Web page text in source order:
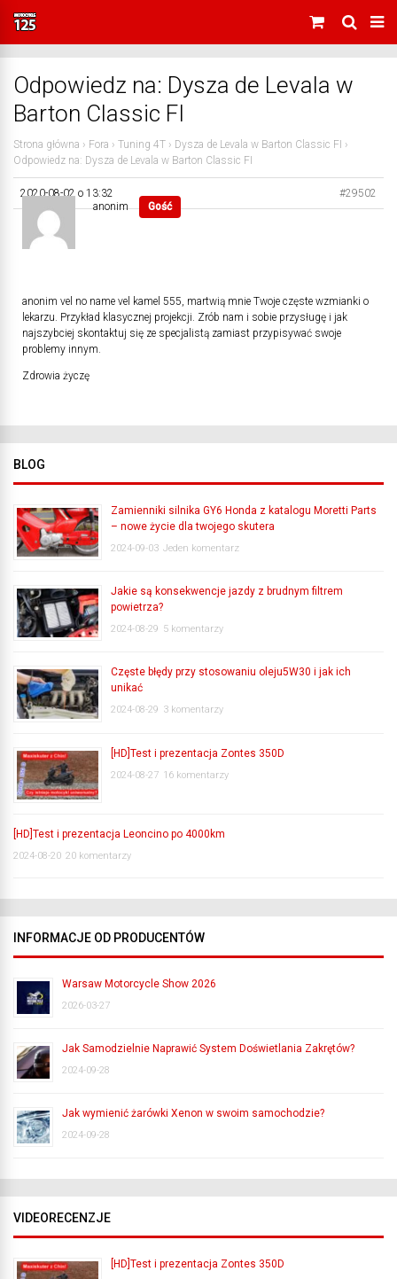
Odpowiedz na: Dysza de Levala w
Barton Classic FI
Strona główna › Fora › Tuning 4T › Dysza de Levala w Barton Classic FI ›
Odpowiedz na: Dysza de Levala w Barton Classic FI
2020-08-02 o 13:32
#29502
anonim
Gość
anonim vel no name vel kamel 555, martwią mnie Twoje częste wzmianki o
lekarzu. Przykład klasycznej projekcji. Zrób nam i sobie przysługę i jak
najszybciej skontaktuj się ze specjalistą zamiast przypisywać swoje
problemy innym.
Zdrowia życzę
BLOG
Zamienniki silnika GY6 Honda z katalogu Moretti Parts
– nowe życie dla twojego skutera
2024-09-03 Jeden komentarz
Jakie są konsekwencje jazdy z brudnym filtrem
powietrza?
2024-08-29 5 komentarzy
Częste błędy przy stosowaniu oleju5W30 i jak ich
unikać
2024-08-29 3 komentarzy
[HD]Test i prezentacja Zontes 350D
2024-08-27 16 komentarzy
[HD]Test i prezentacja Leoncino po 4000km
2024-08-20 20 komentarzy
INFORMACJE OD PRODUCENTÓW
Warsaw Motorcycle Show 2026
2026-03-27
Jak Samodzielnie Naprawić System Doświetlania Zakrętów?
2024-09-28
Jak wymienić żarówki Xenon w swoim samochodzie?
2024-09-28
VIDEORECENZJE
[HD]Test i prezentacja Zontes 350D